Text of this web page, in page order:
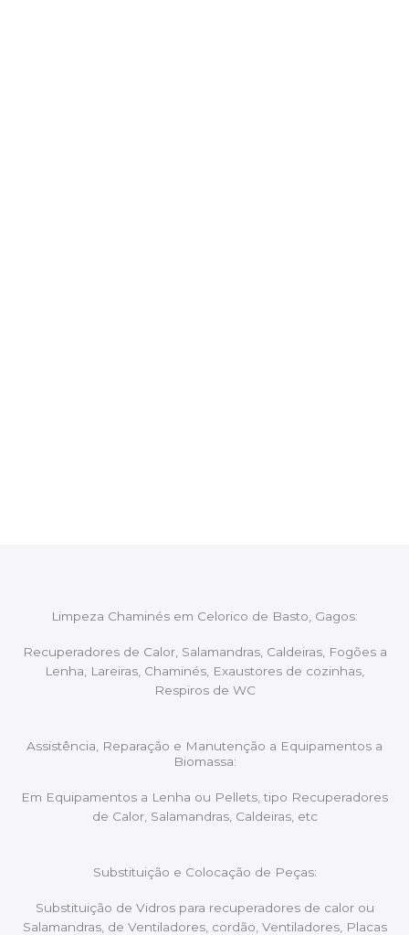
Limpeza Chaminés em Celorico de Basto, Gagos:
Recuperadores de Calor, Salamandras, Caldeiras, Fogões a
Lenha, Lareiras, Chaminés, Exaustores de cozinhas,
Respiros de WC
Assistência, Reparação e Manutenção a Equipamentos a
Biomassa:
Em Equipamentos a Lenha ou Pellets, tipo Recuperadores
de Calor, Salamandras, Caldeiras, etc
Substituição e Colocação de Peças:
Substituição de Vidros para recuperadores de calor ou
Salamandras, de Ventiladores, cordão, Ventiladores, Placas